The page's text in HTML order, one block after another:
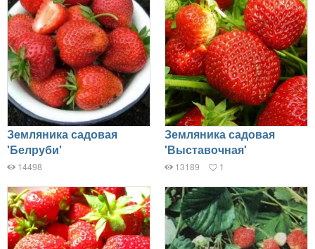
Земляника садовая
'Белруби'
14498
Земляника садовая
'Выставочная'
13189 1